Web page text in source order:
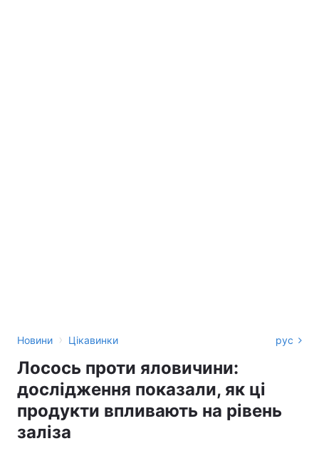
Новини › Цікавинки рус
Лосось проти яловичини:
дослідження показали, як ці
продукти впливають на рівень
заліза